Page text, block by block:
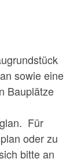
sowie eine
Bauplätze
Für
oder zu
bitte an